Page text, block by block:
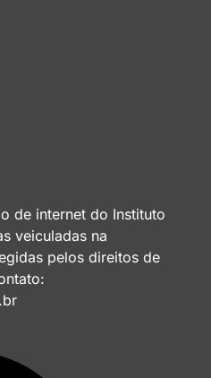
de internet do Instituto
veiculadas na
pelos direitos de